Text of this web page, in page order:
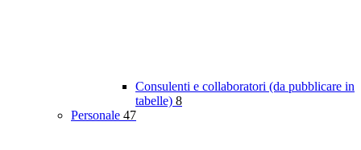
Consulenti e collaboratori (da pubblicare in
tabelle) 8
Personale 47